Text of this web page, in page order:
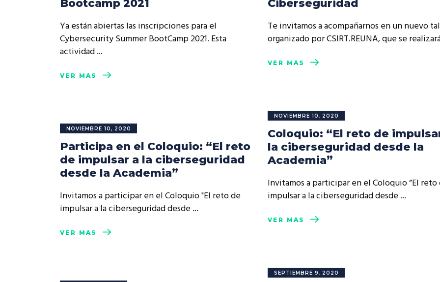
Representantes Técnicos
Cómo integrarse a REUNA
Bootcamp 2021
Ya están abiertas las inscripciones para el
Cybersecurity Summer BootCamp 2021. Esta
actividad
VER MÁS
Ciberseguridad
Te invitamos a acompañarnos en un nuevo
organizado por CSIRT.REUNA, que se
VER MÁS
NOVIEMBRE 10, 2020
Coloquio: “El reto de
la ciberseguridad desde la
Academia”
Invitamos a participar en el Coloquio “El reto
impulsar a la ciberseguridad desde
VER MÁS
NOVIEMBRE 10, 2020
Participa en el Coloquio: “El reto
de impulsar a la ciberseguridad
desde la Academia”
Invitamos a participar en el Coloquio "El reto de
impulsar a la ciberseguridad desde
VER MÁS
SEPTIEMBRE 9, 2020